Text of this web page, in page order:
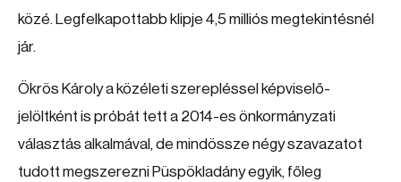
közé. Legfelkapottabb klipje 4,5 milliós megtekintésnél
jár.
Ökrös Károly a közéleti szerepléssel képviselő-
jelöltként is próbát tett a 2014-es önkormányzati
választás alkalmával, de mindössze négy szavazatot
tudott megszerezni Püspökladány egyik, főleg